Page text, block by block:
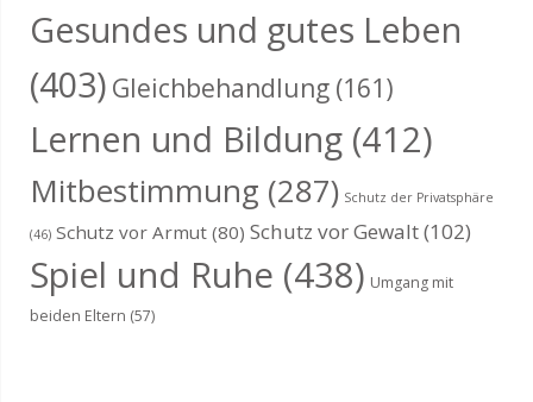
Gesundes und gutes Leben
(403) Gleichbehandlung (161)
Lernen und Bildung (412)
Mitbestimmung (287) Schutz der Privatsphäre
(46) Schutz vor Armut (80) Schutz vor Gewalt(102)
Spiel und Ruhe (438) Umgang mit
beiden Eltern (57)